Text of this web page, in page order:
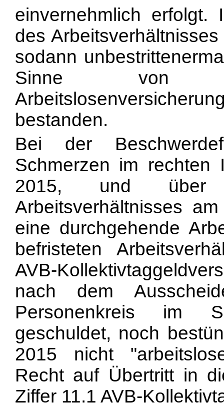
einvernehmlich erfolgt.
des
sodann
Sinne
bestanden.
Bei der
Schmerzen im rechten
2015, und über
Arbeitsverhältnisses
eine durchgehende
befristeten
AVB-
nach dem
Personenkreis im
geschuldet, noch
2015 nicht
Recht auf Übertritt in
Ziffer 11.1 AVB-